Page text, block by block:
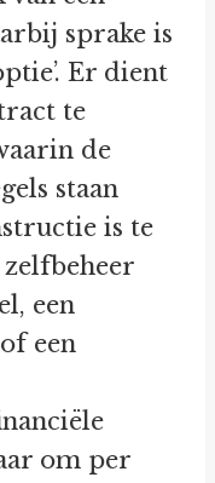
sprake is
Er dient
te
de
staan
is te
een
een
om per